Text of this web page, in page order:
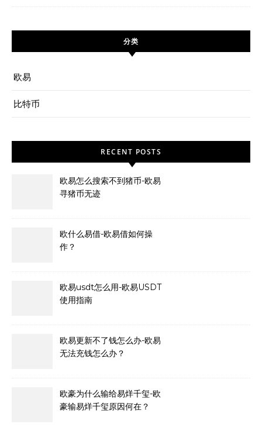
分类
欧易
比特币
RECENT POSTS
欧易怎么搜索不到猪币-欧易
寻猪币无迹
欧什么易借-欧易借如何操
作？
欧易usdt怎么用-欧易USDT
使用指南
欧易更新不了钱怎么办-欧易
无法充钱怎么办？
欧豪为什么输给易烊千玺-欧
豪输易烊千玺原因何在？